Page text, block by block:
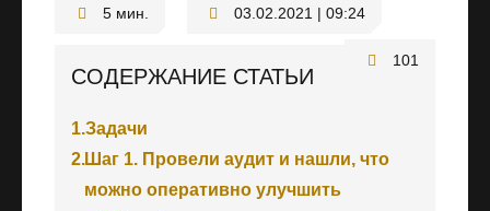
03.02.2021 | 09:24
101
СОДЕРЖАНИЕ СТАТЬИ
1.Задачи
2.Шаг 1. Провели аудит и нашли, что
можно оперативно улучшить